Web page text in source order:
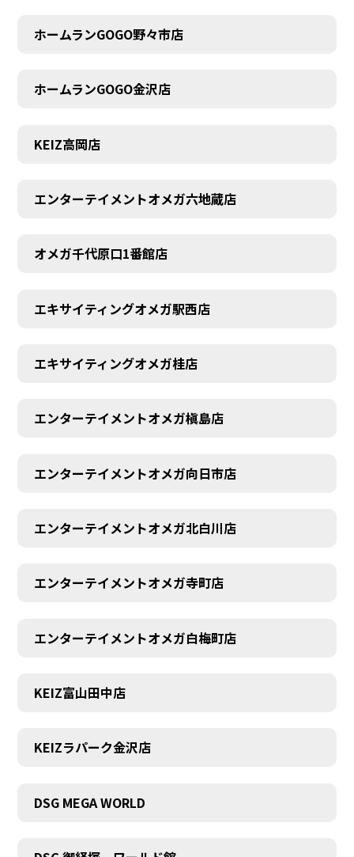
ホームランGOGO野々市店
ホームランGOGO金沢店
KEIZ高岡店
エンターテイメントオメガ六地蔵店
オメガ千代原口1番館店
エキサイティングオメガ駅西店
エキサイティングオメガ桂店
エンターテイメントオメガ槇島店
エンターテイメントオメガ向日市店
エンターテイメントオメガ北白川店
エンターテイメントオメガ寺町店
エンターテイメントオメガ白梅町店
KEIZ富山田中店
KEIZラパーク金沢店
DSG MEGA WORLD